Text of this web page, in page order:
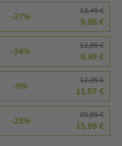
-27%
13,45 €
9,88 €
-34%
12,95 €
8,49 €
-8%
12,95 €
11,97 €
-23%
20,85 €
15,99 €